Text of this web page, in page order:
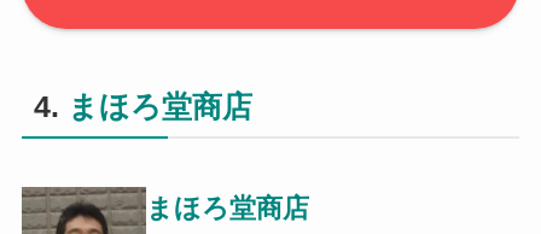
4. まほろ堂商店
まほろ堂商店